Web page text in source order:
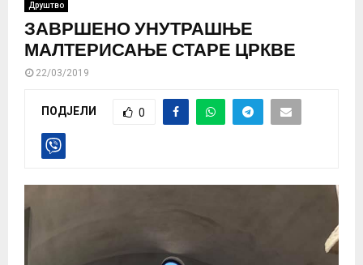
Друштво
ЗАВРШЕНО УНУТРАШЊЕ
МАЛТЕРИСАЊЕ СТАРЕ ЦРКВЕ
22/03/2019
ПОДЈЕЛИ 0